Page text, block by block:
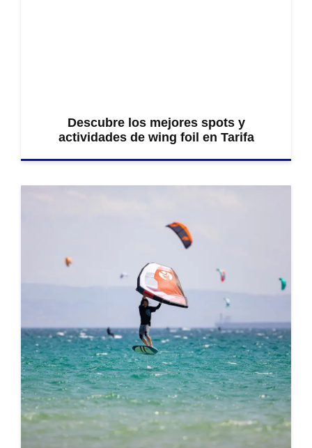
Descubre los mejores spots y
actividades de wing foil en Tarifa